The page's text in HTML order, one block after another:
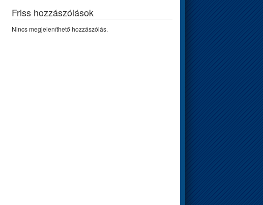
Friss hozzászólások
Nincs megjeleníthető hozzászólás.